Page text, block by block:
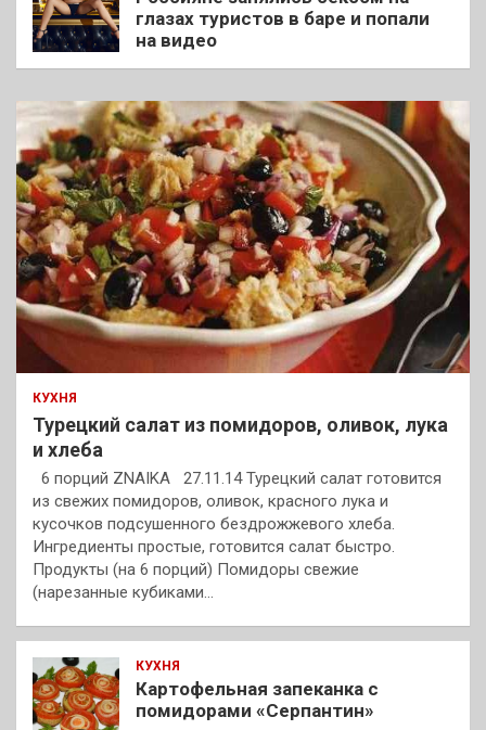
глазах туристов в баре и попали
на видео
КУХНЯ
Турецкий салат из помидоров, оливок, лука
и хлеба
6 порций ZNAIKA 27.11.14 Турецкий салат готовится
из свежих помидоров, оливок, красного лука и
кусочков подсушенного бездрожжевого хлеба.
Ингредиенты простые, готовится салат быстро.
Продукты (на 6 порций) Помидоры свежие
(нарезанные кубиками…
КУХНЯ
Картофельная запеканка с
помидорами «Серпантин»